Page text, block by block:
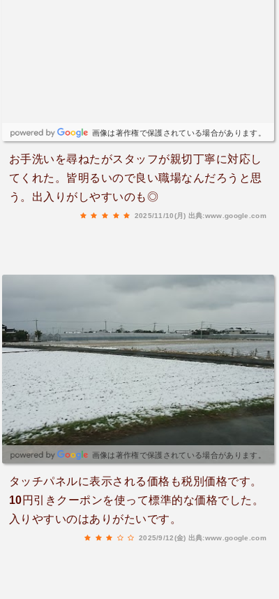
画像は著作権で保護されている場合があります。
お手洗いを尋ねたがスタッフが親切丁寧に対応し
てくれた。皆明るいので良い職場なんだろうと思
う。出入りがしやすいのも◎
2025/11/10(月) 出典:www.google.com
画像は著作権で保護されている場合があります。
タッチパネルに表示される価格も税別価格です。
10円引きクーポンを使って標準的な価格でした。
入りやすいのはありがたいです。
2025/9/12(金) 出典:www.google.com